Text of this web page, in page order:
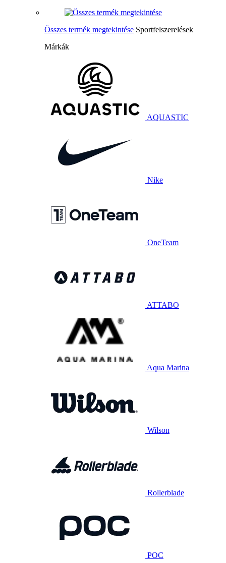
Összes termék megtekintése Sportfelszerelések
Márkák
AQUASTIC
Nike
OneTeam
ATTABO
Aqua Marina
Wilson
Rollerblade
POC